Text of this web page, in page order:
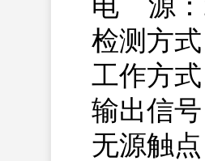
检测方
工作方
输出信
无源触